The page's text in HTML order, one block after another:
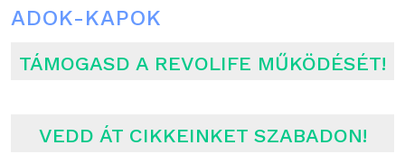
ADOK-KAPOK
TÁMOGASD A REVOLIFE MŰKÖDÉSÉT!
VEDD ÁT CIKKEINKET SZABADON!